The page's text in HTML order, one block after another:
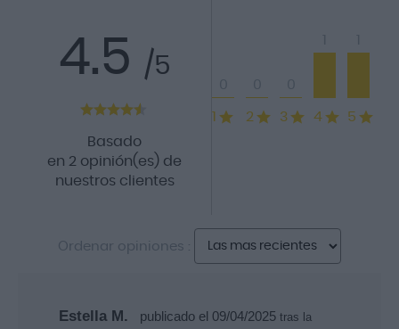
4.5 /5
Basado
en 2 opinión(es) de
nuestros clientes
1 2 3 4 5
Ordenar opiniones :
Estella M. publicado el 09/04/2025 tras la